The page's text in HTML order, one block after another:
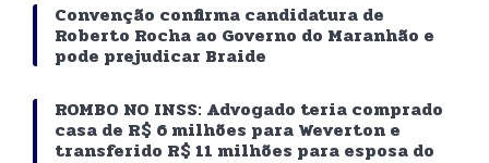
Convenção confirma candidatura de
Roberto Rocha ao Governo do Maranhão e
pode prejudicar Braide
ROMBO NO INSS: Advogado teria comprado
casa de R$ 6 milhões para Weverton e
transferido R$ 11 milhões para esposa do